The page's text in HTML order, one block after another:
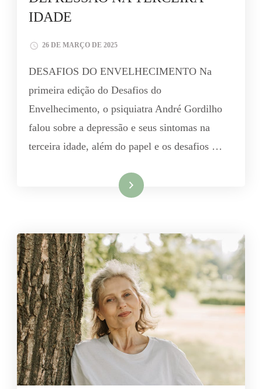
IDADE
26 DE MARÇO DE 2025
DESAFIOS DO ENVELHECIMENTO Na
primeira edição do Desafios do
Envelhecimento, o psiquiatra André Gordilho
falou sobre a depressão e seus sintomas na
terceira idade, além do papel e os desafios …
Leia mais